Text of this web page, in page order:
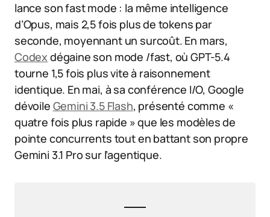
lance son fast mode : la même intelligence
d’Opus, mais 2,5 fois plus de tokens par
seconde, moyennant un surcoût. En mars,
Codex dégaine son mode /fast, où GPT-5.4
tourne 1,5 fois plus vite à raisonnement
identique. En mai, à sa conférence I/O, Google
dévoile Gemini 3.5 Flash, présenté comme «
quatre fois plus rapide » que les modèles de
pointe concurrents tout en battant son propre
Gemini 3.1 Pro sur l’agentique.